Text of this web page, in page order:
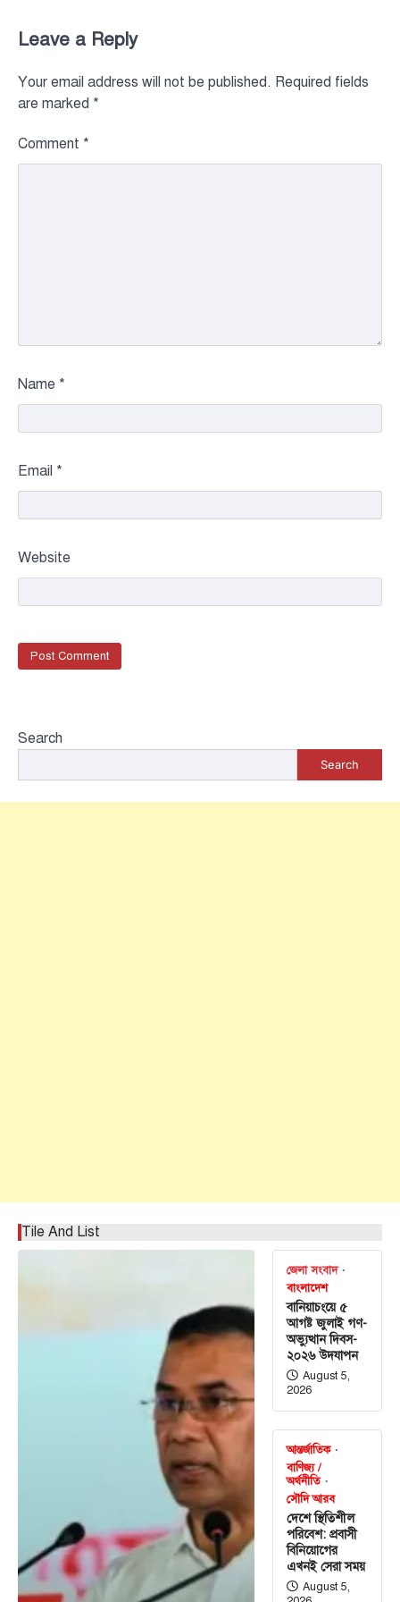
Leave a Reply
Your email address will not be published. Required fields
are marked *
Comment *
Name *
Email *
Website
Search
Search
Tile And List
জেলা সংবাদ
বাংলাদেশ
বানিয়াচংয়ে ৫
আগষ্ট জুলাই গণ-
অভ্যুত্থান দিবস-
২০২৬ উদযাপন
August 5,
2026
আন্তর্জাতিক
বাণিজ্য /
অর্থনীতি
সৌদি আরব
দেশে স্থিতিশীল
পরিবেশ: প্রবাসী
বিনিয়োগের
এখনই সেরা সময়
August 5,